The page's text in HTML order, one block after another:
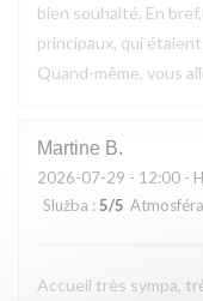
bien souhaité. En
principaux, qui
Quand-même, vous
Martine B
2026-07-29 - 12:00 -
Služba : 5/5 Atmosféra
Accueil très sympa,